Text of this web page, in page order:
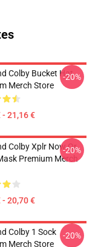
Colby Bucket Hat
Merch Store
- 21,16 €
-20%
Colby Xplr Now Or
Premium Merch
- 20,70 €
-20%
Colby 1 Sock
Merch Store
-20%